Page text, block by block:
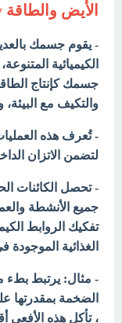
الأيض والطاقة
- يقوم جسمك
الكيميائية
جسمك كإنتاج
والتكيف مع البيئة،
- تُعرف هذه
لتضمن الاتزان
- تحصل الكائنات
جميع الأنشطة
تفكيك الروابط
الغذائية الموجودة
- مثال: يرتبط بطء
الضخمة بمقدرتها
، تأكل هذه الأفعى